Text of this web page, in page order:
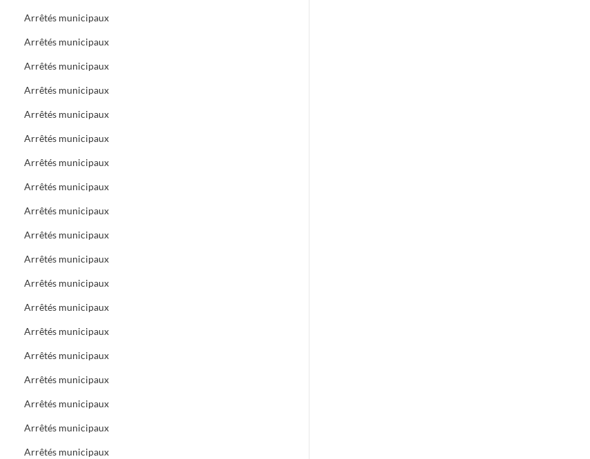
Arrêtés municipaux
Arrêtés municipaux
Arrêtés municipaux
Arrêtés municipaux
Arrêtés municipaux
Arrêtés municipaux
Arrêtés municipaux
Arrêtés municipaux
Arrêtés municipaux
Arrêtés municipaux
Arrêtés municipaux
Arrêtés municipaux
Arrêtés municipaux
Arrêtés municipaux
Arrêtés municipaux
Arrêtés municipaux
Arrêtés municipaux
Arrêtés municipaux
Arrêtés municipaux